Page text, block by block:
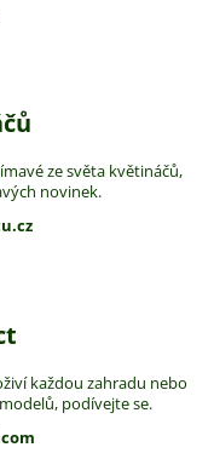
ze světa květináčů,
novinek.
každou zahradu nebo
podívejte se.